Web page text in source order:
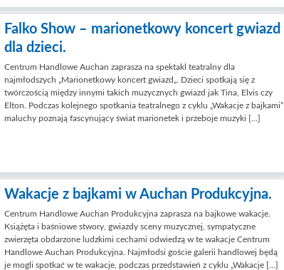
Falko Show – marionetkowy koncert gwiazd
dla dzieci.
Centrum Handlowe Auchan zaprasza na spektakl teatralny dla
najmłodszych „Marionetkowy koncert gwiazd„. Dzieci spotkają się z
twórczością między innymi takich muzycznych gwiazd jak Tina, Elvis czy
Elton. Podczas kolejnego spotkania teatralnego z cyklu „Wakacje z bajkami”
maluchy poznają fascynujący świat marionetek i przeboje muzyki […]
Wakacje z bajkami w Auchan Produkcyjna.
Centrum Handlowe Auchan Produkcyjna zaprasza na bajkowe wakacje.
Książęta i baśniowe stwory, gwiazdy sceny muzycznej, sympatyczne
zwierzęta obdarzone ludzkimi cechami odwiedzą w te wakacje Centrum
Handlowe Auchan Produkcyjna. Najmłodsi goście galerii handlowej będą
je mogli spotkać w te wakacje, podczas przedstawień z cyklu „Wakacje […]